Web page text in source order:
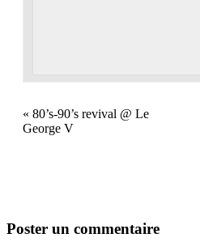
« 80’s-90’s revival @ Le
George V
Poster un commentaire